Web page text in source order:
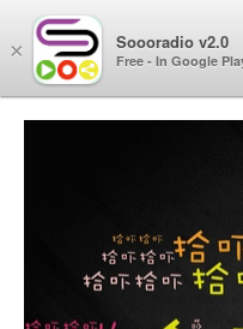
× Soooradio v2.0
Free - In Google